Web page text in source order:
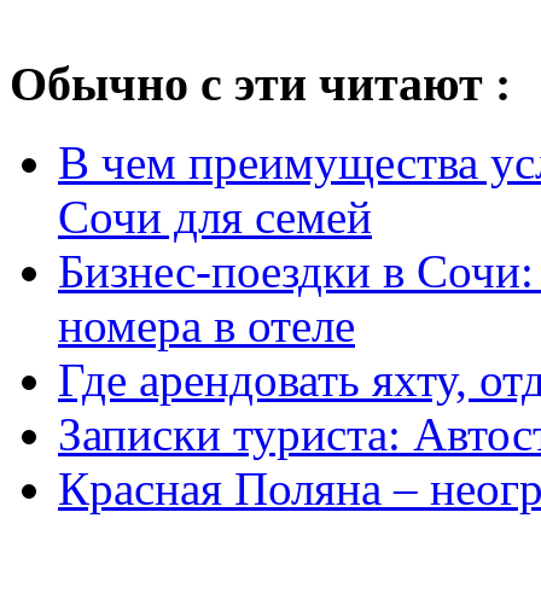
Обычно с эти читают :
В чем преимущества
Сочи для семей
Бизнес-поездки в
номера в отеле
Где арендовать яхту,
Записки туриста:
Красная Поляна –